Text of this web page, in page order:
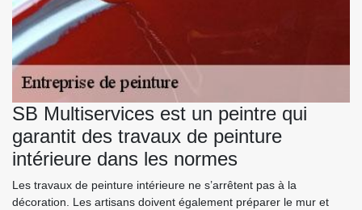
SB Multiservices est un peintre qui
garantit des travaux de peinture
intérieure dans les normes
Les travaux de peinture intérieure ne s’arrêtent pas à la
décoration. Les artisans doivent également préparer le mur et